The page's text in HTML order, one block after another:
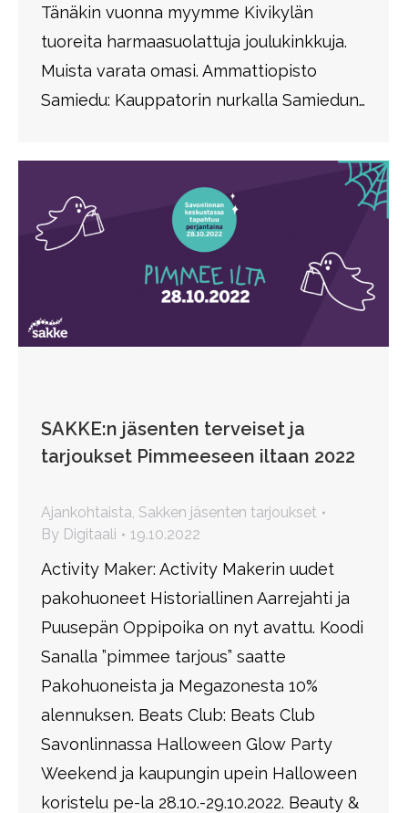
Tänäkin vuonna myymme Kivikylän
tuoreita harmaasuolattuja joulukinkkuja.
Muista varata omasi. Ammattiopisto
Samiedu: Kauppatorin nurkalla Samiedun…
SAKKE:n jäsenten terveiset ja
tarjoukset Pimmeeseen iltaan 2022
Ajankohtaista Sakken jäsenten tarjoukset
By Digitaali 19.10.2022
Activity Maker: Activity Makerin uudet
pakohuoneet Historiallinen Aarrejahti ja
Puusepän Oppipoika on nyt avattu. Koodi
Sanalla ”pimmee tarjous” saatte
Pakohuoneista ja Megazonesta 10%
alennuksen. Beats Club: Beats Club
Savonlinnassa Halloween Glow Party
Weekend ja kaupungin upein Halloween
koristelu pe-la 28.10.-29.10.2022. Beauty &